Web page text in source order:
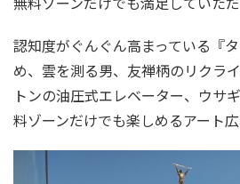
認知度がぐんぐん高まっている『
め、雲を測る男、友禅柄のリクラ
トンの油圧式エレベーター、ウサ
料ゾーンだけでも楽しめるアート広